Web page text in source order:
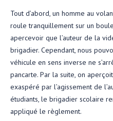
Tout d’abord, un homme au
roule tranquillement sur un
apercevoir que l’auteur de la
brigadier. Cependant, nous
véhicule en sens inverse ne
pancarte. Par la suite, on
exaspéré par l’agissement de
étudiants, le brigadier scolaire
appliqué le règlement.